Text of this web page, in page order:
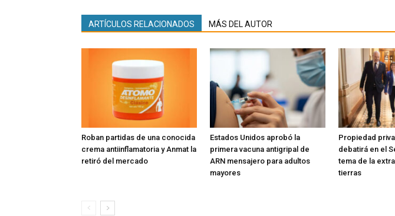
ARTÍCULOS RELACIONADOS MÁS DEL AUTOR
Roban partidas de una conocida
crema antiinflamatoria y Anmat la
retiró del mercado
Estados Unidos aprobó la
primera vacuna antigripal de
ARN mensajero para adultos
mayores
Propiedad
debatirá en el
tema de la
tierras